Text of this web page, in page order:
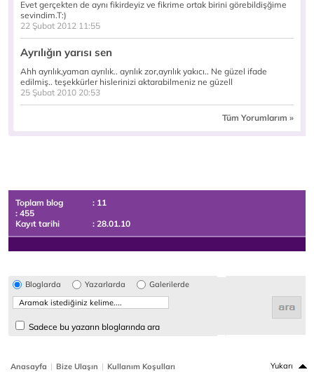
Evet gerçekten de aynı fikirdeyiz ve fikrime ortak birini görebildişğime
sevindim.T:)
22 Şubat 2012 11:55
Ayrılığın yarısı sen
Ahh ayrılık,yaman ayrılık.. ayrılık zor,ayrılık yakıcı.. Ne güzel ifade
edilmiş.. teşekkürler hislerinizi aktarabilmeniz ne güzell
25 Şubat 2010 20:53
Tüm Yorumlarım »
Toplam blog
: 11
: 455
Kayıt tarihi
: 28.01.10
Bloglarda Yazarlarda Galerilerde
Sadece bu yazarın bloglarında ara
Anasayfa | Bize Ulaşın | Kullanım Koşulları Yukarı